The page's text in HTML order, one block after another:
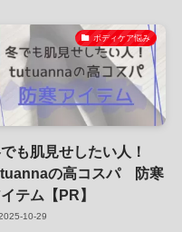
ボディケア悩み
も肌見せしたい人！
の高コスパ 防寒
テム【PR】
10-29